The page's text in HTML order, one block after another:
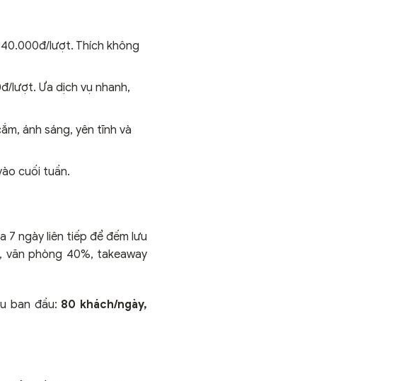
lượt. Thích không
lượt. Ưa dịch vụ nhanh,
ánh sáng, yên tĩnh và
cuối tuần.
7 ngày liên tiếp để đếm lưu
phòng 40%, takeaway
ban đầu: 80 khách/ngày,